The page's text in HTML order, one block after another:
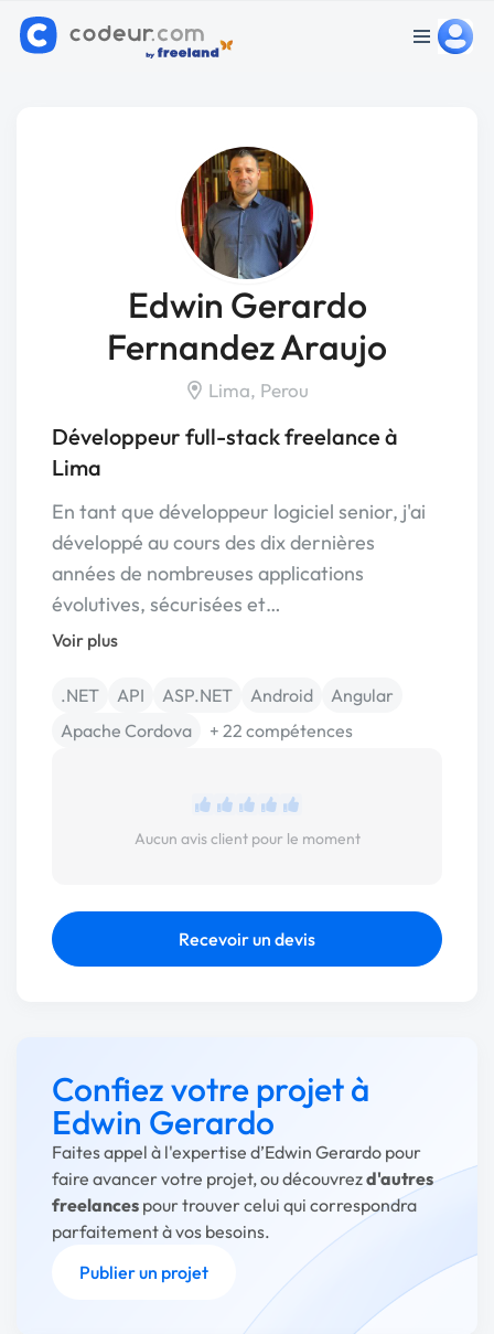
Edwin Gerardo
Fernandez Araujo
Lima, Perou
Développeur full-stack freelance à
Lima
En tant que développeur logiciel senior, j'ai
développé au cours des dix dernières
années de nombreuses applications
évolutives, sécurisées et…
Voir plus
.NET API ASP.NET Android
Angular
Apache Cordova
+ 22 compétences
Aucun avis client pour le moment
Recevoir un devis
Confiez votre projet à
Edwin Gerardo
Faites appel à l'expertise d’Edwin Gerardo pour
faire avancer votre projet, ou découvrezd'autres
freelances pour trouver celui qui correspondra
parfaitement à vos besoins.
Publier un projet